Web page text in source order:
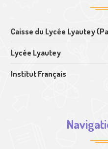
Caisse du Lycée Lyautey
Lycée Lyautey
Institut Français